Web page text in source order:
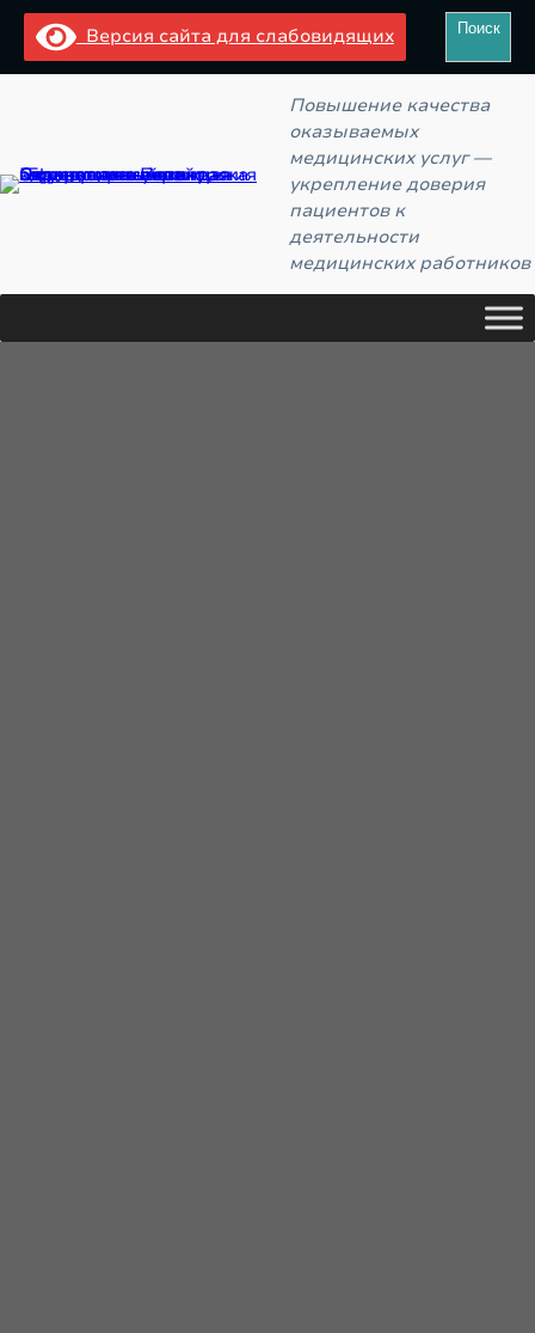
Перейти
содержимому
Версия сайта для слабовидящих Поиск
Поиск
Повышение качества
оказываемых
медицинских услуг —
укрепление доверия
пациентов к
деятельности
медицинских работников